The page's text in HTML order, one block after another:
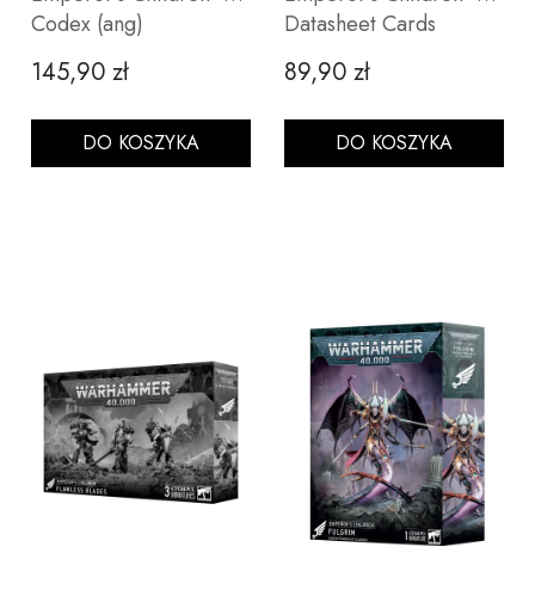
Codex (ang)
Cena
145,90 zł
DO KOSZYKA
Datasheet Cards
Cena
89,90 zł
DO KOSZYKA